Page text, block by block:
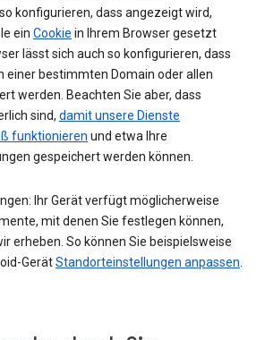
konfigurieren, dass angezeigt wird,
ein Cookie in Ihrem Browser gesetzt
lässt sich auch so konfigurieren, dass
einer bestimmten Domain oder allen
werden. Beachten Sie aber, dass
sind, damit unsere Dienste
funktionieren und etwa Ihre
gespeichert werden können.
Ihr Gerät verfügt möglicherweise
mit denen Sie festlegen können,
erheben. So können Sie beispielsweise
GerätStandorteinstellungen anpassen